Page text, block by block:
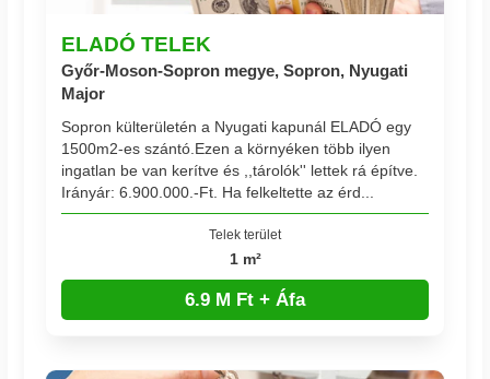
ELADÓ TELEK
Győr-Moson-Sopron megye, Sopron, Nyugati
Major
Sopron külterületén a Nyugati kapunál ELADÓ egy
1500m2-es szántó.Ezen a környéken több ilyen
ingatlan be van kerítve és ,,tárolók'' lettek rá építve.
Irányár: 6.900.000.-Ft. Ha felkeltette az érd...
Telek terület
1 m²
6.9 M Ft + Áfa